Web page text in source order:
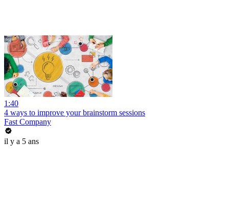
1:40
4 ways to improve your brainstorm sessions
Fast Company
il y a 5 ans